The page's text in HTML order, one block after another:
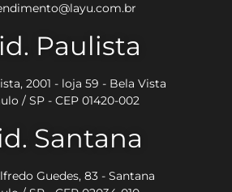
Paulista
2001 - loja 59 - Bela Vista
/ SP - CEP 01420-002
Santana
Guedes, 83 - Santana